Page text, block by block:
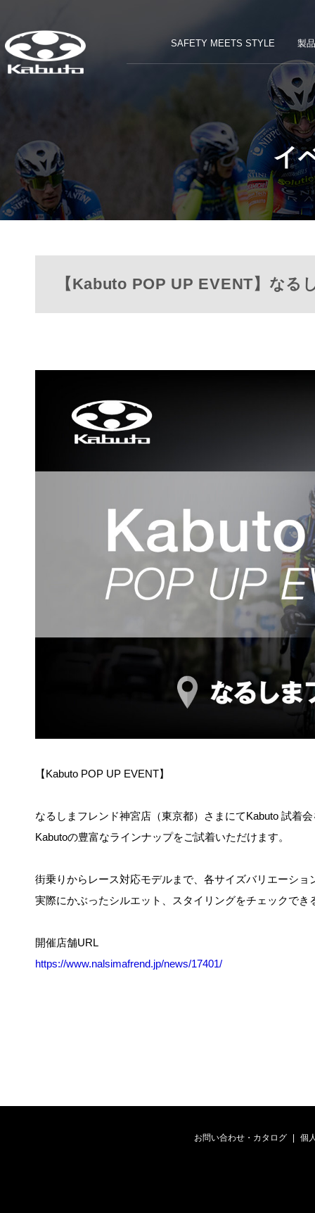
SAFETY MEETS STYLE 製
イ
【Kabuto POP UP EVENT】なる
【Kabuto POP UP EVENT】
なるしまフレンド神宮店（東京都）さまにてKabuto 試着
Kabutoの豊富なラインナップをご試着いただけます。
街乗りからレース対応モデルまで、各サイズバリエーショ
実際にかぶったシルエット、スタイリングをチェックでき
開催店舗URL
https://www.nalsimafrend.jp/news/17401/
お問い合わせ・カタログ 個